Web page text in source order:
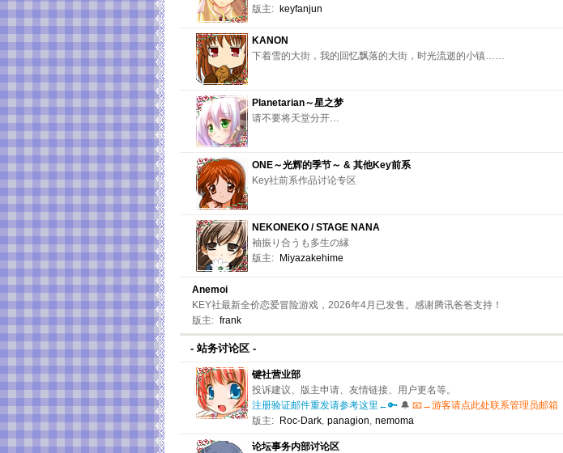
版主: keyfanjun
KANON
下着雪的大街，我的回忆飘落的大街，时光流逝的小镇……
Planetarian～星之梦
请不要将天堂分开…
ONE～光辉的季节～ & 其他Key前系
Key社前系作品讨论专区
NEKONEKO / STAGE NANA
袖振り合うも多生の縁
版主:
Miyazakehime
Anemoi
KEY社最新全价恋爱冒险游戏，2026年4月已发售。感谢腾讯爸爸支持！
版主: frank
- 站务讨论区 -
键社营业部
投诉建议、版主申请、友情链接、用户更名等。
注册验证邮件重发请参考这里←🔑 🔔 📧→游客请点此处联系管理员邮箱
版主:
Roc-Dark, panagion, nemoma
论坛事务内部讨论区